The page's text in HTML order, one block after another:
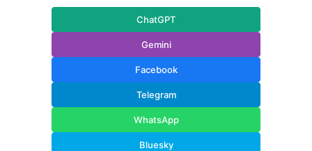
ChatGPT
Gemini
Facebook
Telegram
WhatsApp
Bluesky